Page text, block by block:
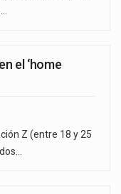
el ‘home
Z (entre 18 y 25